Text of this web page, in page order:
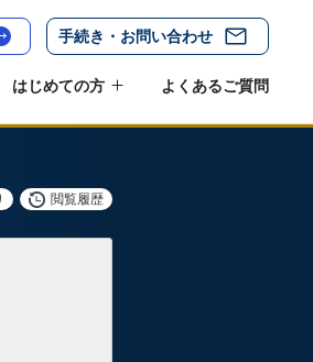
手続き・お問い合わせ
はじめての方 よくあるご質問
閲覧履歴